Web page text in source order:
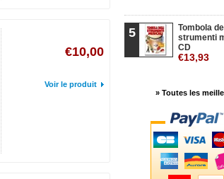
€10,00
Voir le produit
5
Tombola
strumenti
CD
€13,93
» Toutes les